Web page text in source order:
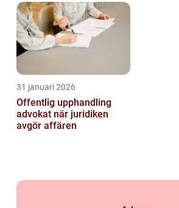
31 januari 2026
Offentlig upphandling
advokat när juridiken
avgör affären